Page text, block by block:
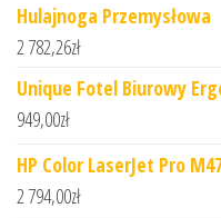
Hulajnoga Przemysłowa
2 782,26zł
Unique Fotel Biurowy
949,00zł
HP Color LaserJet Pro
2 794,00zł